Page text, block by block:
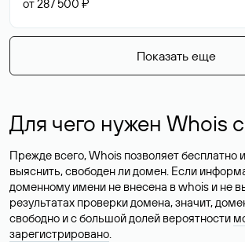
от 287 500 ₽
Показать еще
Для чего нужен Whois
Прежде всего, Whois позволяет бесплатно
выяснить, свободен ли домен. Если
доменному имени не внесена в whois и не
результатах проверки домена, значит,
свободно и с большой долей вероятности
зарегистрировано.